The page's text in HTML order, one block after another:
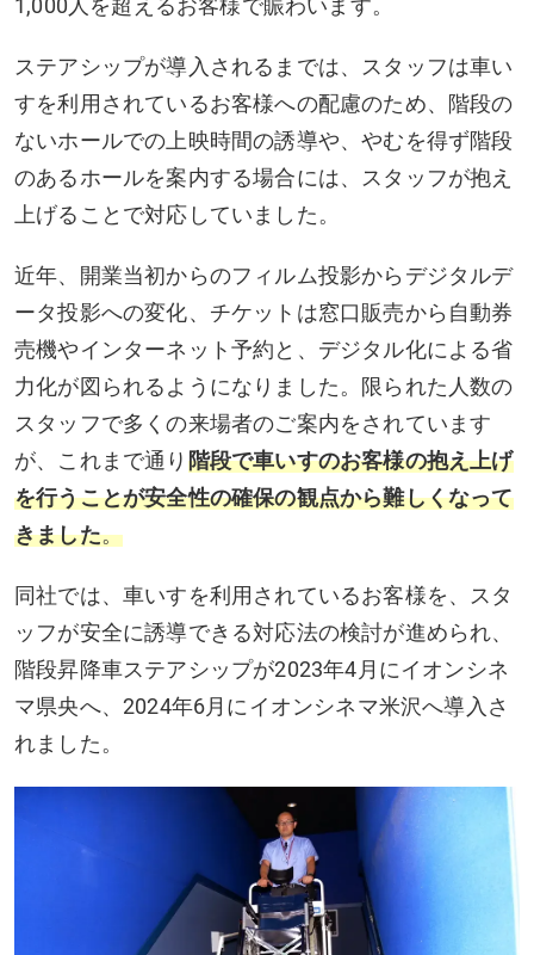
1,000人を超えるお客様で賑わいます。
ステアシップが導入されるまでは、スタッフは車い
すを利用されているお客様への配慮のため、階段の
ないホールでの上映時間の誘導や、やむを得ず階段
のあるホールを案内する場合には、スタッフが抱え
上げることで対応していました。
近年、開業当初からのフィルム投影からデジタルデ
ータ投影への変化、チケットは窓口販売から自動券
売機やインターネット予約と、デジタル化による省
力化が図られるようになりました。限られた人数の
スタッフで多くの来場者のご案内をされています
が、これまで通り 階段で車いすのお客様の抱え上げ
を行うことが安全性の確保の観点から難しくなって
きました。
同社では、車いすを利用されているお客様を、スタ
ッフが安全に誘導できる対応法の検討が進められ、
階段昇降車ステアシップが2023年4月にイオンシネ
マ県央へ、2024年6月にイオンシネマ米沢へ導入さ
れました。